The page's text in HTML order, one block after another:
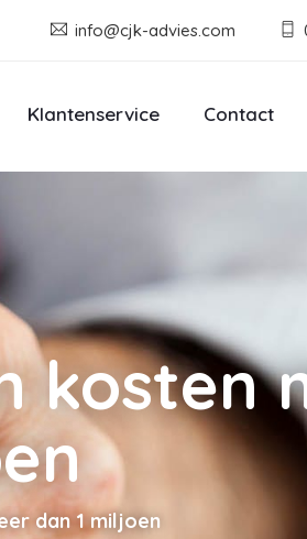
info@cjk-advies.com
Klantenservice Contact
kosten
dan 1 miljoen